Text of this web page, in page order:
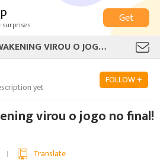
Get
SAINT SHURA AWAKENING VIROU O JOGO NO FINAL!
yet
FOLLOW +
virou o jogo no final!
Translate